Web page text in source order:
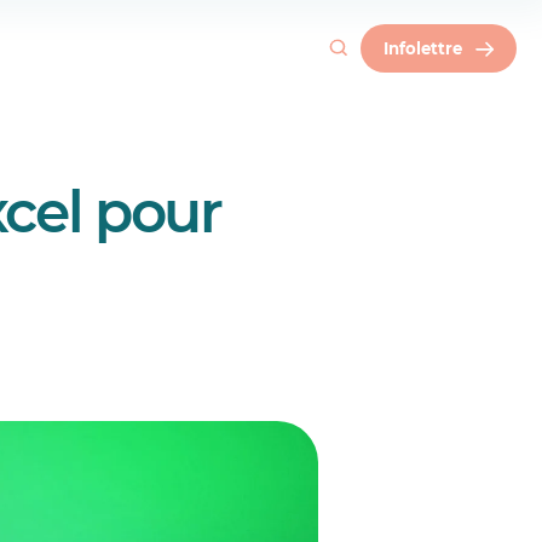
Infolettre
pour
des plages